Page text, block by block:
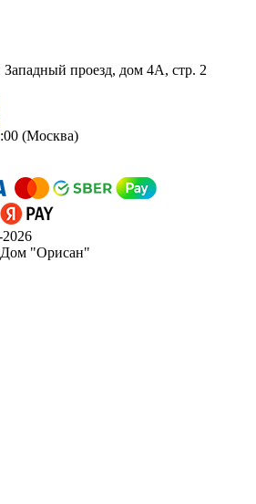
Западный проезд, дом 4А, стр. 2
(Москва)
"Орисан"